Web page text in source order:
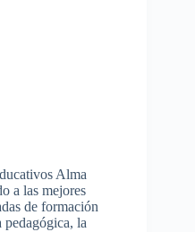
Alma
a las mejores
de formación
pedagógica, la